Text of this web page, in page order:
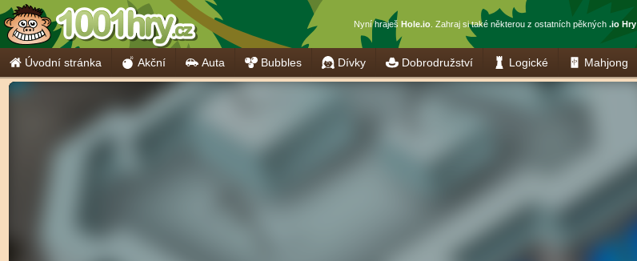
Nyní hraješ Hole.io . Zahraj si také některou z ostatních pěkných .io Hry
Úvodní stránka Akční Auta Bubbles Dívky Dobrodružství Logické Mahjong